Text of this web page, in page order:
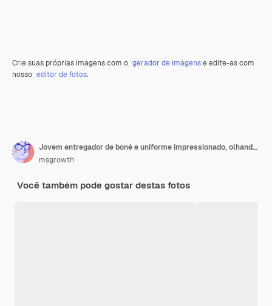
Crie suas próprias imagens com o gerador de imagense edite-as com
nosso editor de fotos.
Jovem entregador de boné e uniforme impressionado, olhando e apontando para cima
msgrowth
Você também pode gostar destas fotos